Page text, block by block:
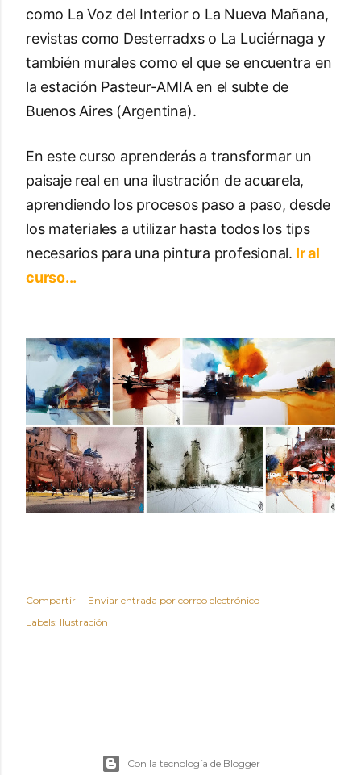
como La Voz del Interior o La Nueva Mañana,
revistas como Desterradxs o La Luciérnaga y
también murales como el que se encuentra en
la estación Pasteur-AMIA en el subte de
Buenos Aires (Argentina).
En este curso aprenderás a transformar un
paisaje real en una ilustración de acuarela,
aprendiendo los procesos paso a paso, desde
los materiales a utilizar hasta todos los tips
necesarios para una pintura profesional. Ir al
curso...
Compartir
Enviar entrada por correo electrónico
Labels: Ilustración
Con la tecnología de Blogger